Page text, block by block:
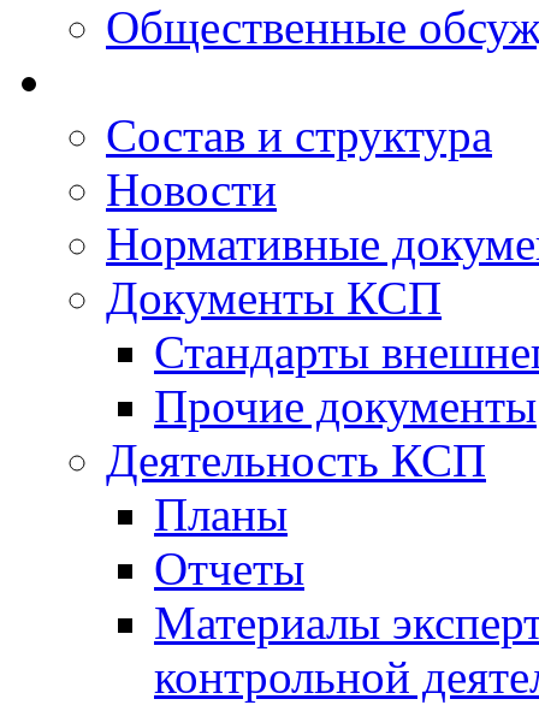
Общественные
Состав и структура
Новости
Нормативные
Документы КСП
Стандарты
Прочие документы
Деятельность КСП
Планы
Отчеты
Материалы
контрольной